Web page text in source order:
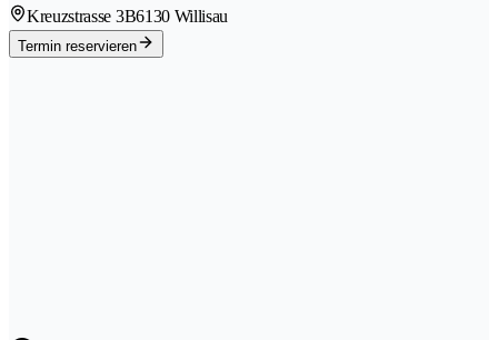
Kreuzstrasse 3B6130 Willisau
Termin reservieren